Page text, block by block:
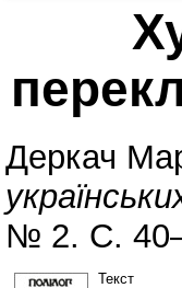
Деркач
№ 2. С.
Текст